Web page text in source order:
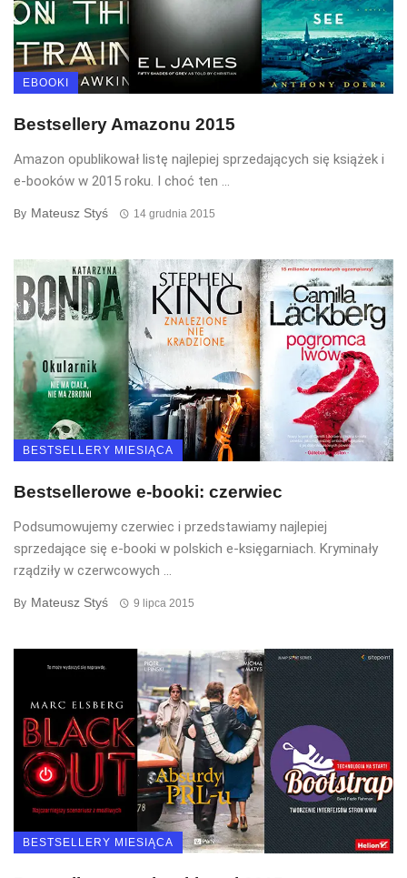
EBOOKI
Bestsellery Amazonu 2015
Amazon opublikował listę najlepiej sprzedających się książek i
e-booków w 2015 roku. I choć ten ...
By Mateusz Styś 14 grudnia 2015
BESTSELLERY MIESIĄCA
Bestsellerowe e-booki: czerwiec
Podsumowujemy czerwiec i przedstawiamy najlepiej
sprzedające się e-booki w polskich e-księgarniach. Kryminały
rządziły w czerwcowych ...
By Mateusz Styś 9 lipca 2015
BESTSELLERY MIESIĄCA